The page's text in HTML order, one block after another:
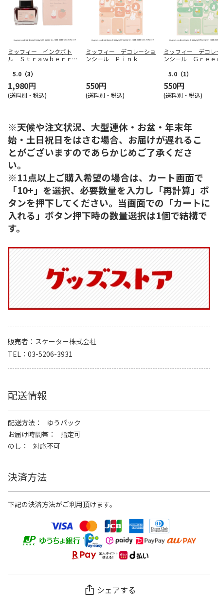
ミッフィー インクボト
ル Ｓｔｒａｗｂｅｒｒ
5.0 （3）
1,980円
(送料別・税込)
ミッフィー デコレーショ
ンシール Ｐｉｎｋ
550円
(送料別・税込)
ミッフィー デコレ
ンシール Ｇｒｅｅ
5.0 （1）
550円
(送料別・税込)
※天候や注文状況、大型連休・お盆・年末年
始・土日祝日をはさむ場合、お届けが遅れるこ
とがございますのであらかじめご了承くださ
い。
※11点以上ご購入希望の場合は、カート画面で
「10+」を選択、必要数量を入力し「再計算」ボ
タンを押下してください。当画面での「カートに
入れる」ボタン押下時の数量選択は1個で結構で
す。
販売者
スケーター株式会社
TEL
03-5206-3931
配送情報
配送方法
ゆうパック
お届け時間帯
指定可
のし
対応不可
決済方法
下記の決済方法がご利用頂けます。
シェアする